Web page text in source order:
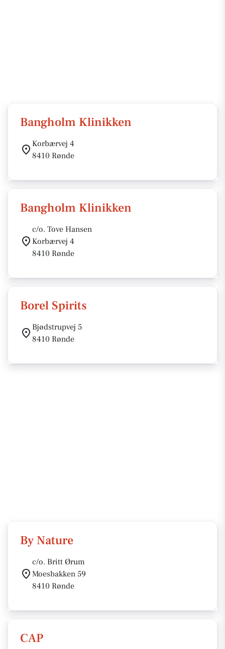
Bangholm Klinikken
Korbærvej 4
8410 Rønde
Bangholm Klinikken
c/o. Tove Hansen
Korbærvej 4
8410 Rønde
Borel Spirits
Bjødstrupvej 5
8410 Rønde
By Nature
c/o. Britt Ørum
Moesbakken 59
8410 Rønde
CAP